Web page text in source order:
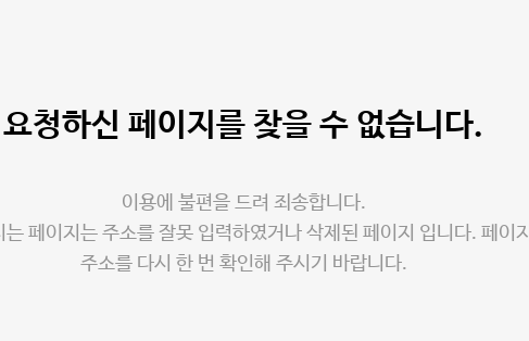
요청하신 페이지를 찾을 수 없습니다.
이용에 불편을 드려 죄송합니다.
는 페이지는 주소를 잘못 입력하였거나 삭제된 페이지 입니다. 페이지
주소를 다시 한 번 확인해 주시기 바랍니다.